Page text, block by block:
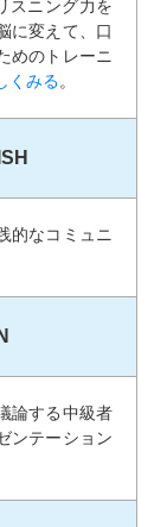
スニング力を
に変えて、口
めのトレーニ
くみる。
的なコミュニ
論する中級者
ンテーション